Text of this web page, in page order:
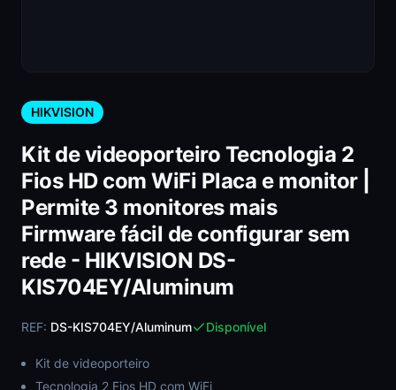
HIKVISION
Kit de videoporteiro Tecnologia 2
Fios HD com WiFi Placa e monitor |
Permite 3 monitores mais
Firmware fácil de configurar sem
rede - HIKVISION DS-
KIS704EY/Aluminum
REF: DS-KIS704EY/Aluminum Disponível
Kit de videoporteiro
Tecnologia 2 Fios HD com WiFi